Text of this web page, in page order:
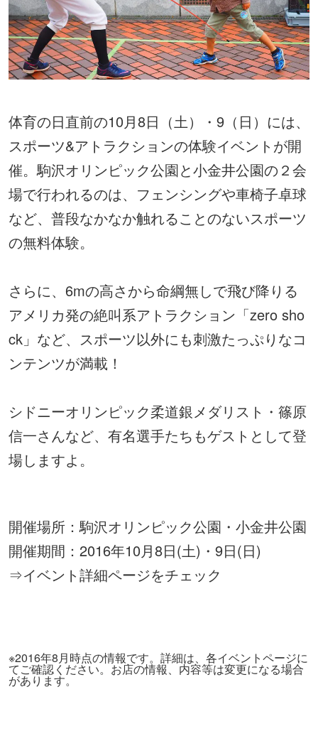
体育の日直前の10月8日（土）・9（日）には、
スポーツ&アトラクションの体験イベントが開
催。駒沢オリンピック公園と小金井公園の２会
場で行われるのは、フェンシングや車椅子卓球
など、普段なかなか触れることのないスポーツ
の無料体験。
さらに、6mの高さから命綱無しで飛び降りる
アメリカ発の絶叫系アトラクション「zero sho
ck」など、スポーツ以外にも刺激たっぷりなコ
ンテンツが満載！
シドニーオリンピック柔道銀メダリスト・篠原
信一さんなど、有名選手たちもゲストとして登
場しますよ。
開催場所：駒沢オリンピック公園・小金井公園
開催期間：2016年10月8日(土)・9日(日)
⇒イベント詳細ページをチェック
※2016年8月時点の情報です。詳細は、各イベントページに
てご確認ください。お店の情報、内容等は変更になる場合
があります。